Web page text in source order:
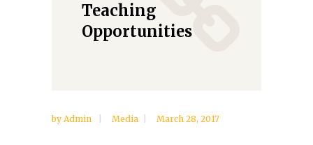
Teaching
Opportunities
by Admin Media March 28, 2017